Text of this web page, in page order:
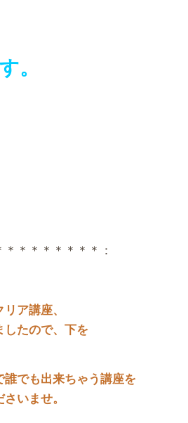
。
＊＊＊＊＊＊＊：
ア講座、
したので、下を
でも出来ちゃう講座を
いませ。